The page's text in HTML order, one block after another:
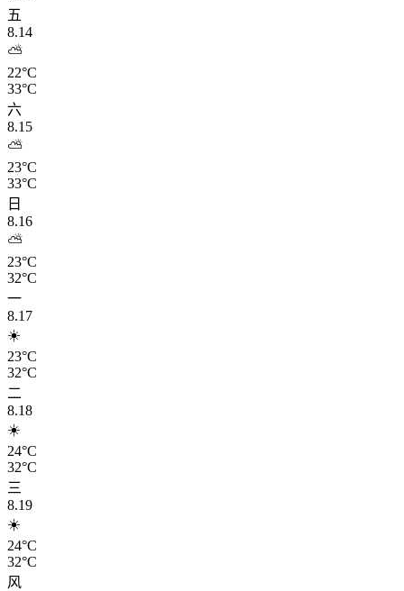
五
8.14
⛅
22°C
33°C
六
8.15
⛅
23°C
33°C
日
8.16
⛅
23°C
32°C
一
8.17
☀️
23°C
32°C
二
8.18
☀️
24°C
32°C
三
8.19
☀️
24°C
32°C
风